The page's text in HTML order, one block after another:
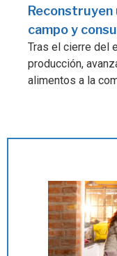
campo y
Tras el cierre del
producción,
alimentos a la